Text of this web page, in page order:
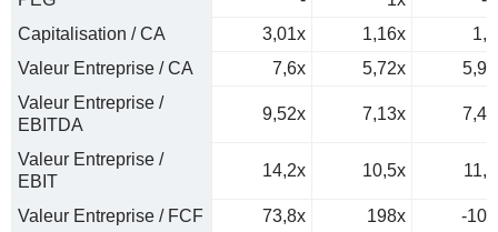
Capitalisation / CA
3,01x 1,16x
Valeur Entreprise / CA
7,6x 5,72x
Valeur Entreprise /
EBITDA
9,52x 7,13x
Valeur Entreprise /
EBIT
14,2x 10,5x
Valeur Entreprise / FCF 73,8x 198x
-